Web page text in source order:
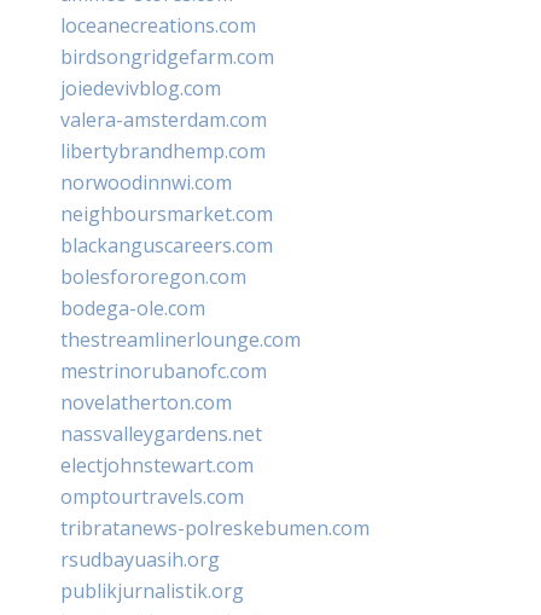
loceanecreations.com
birdsongridgefarm.com
joiedevivblog.com
valera-amsterdam.com
libertybrandhemp.com
norwoodinnwi.com
neighboursmarket.com
blackanguscareers.com
bolesfororegon.com
bodega-ole.com
thestreamlinerlounge.com
mestrinorubanofc.com
novelatherton.com
nassvalleygardens.net
electjohnstewart.com
omptourtravels.com
tribratanews-polreskebumen.com
rsudbayuasih.org
publikjurnalistik.org